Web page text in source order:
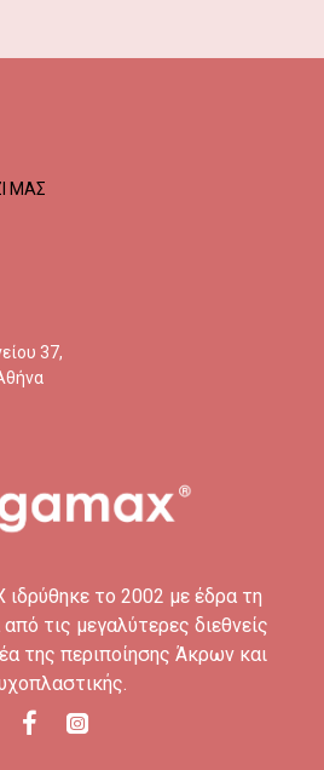
ΜΑΣ
37,
ιδρύθηκε το 2002 με έδρα τη
τις μεγαλύτερες διεθνείς
της περιποίησης Άκρων και